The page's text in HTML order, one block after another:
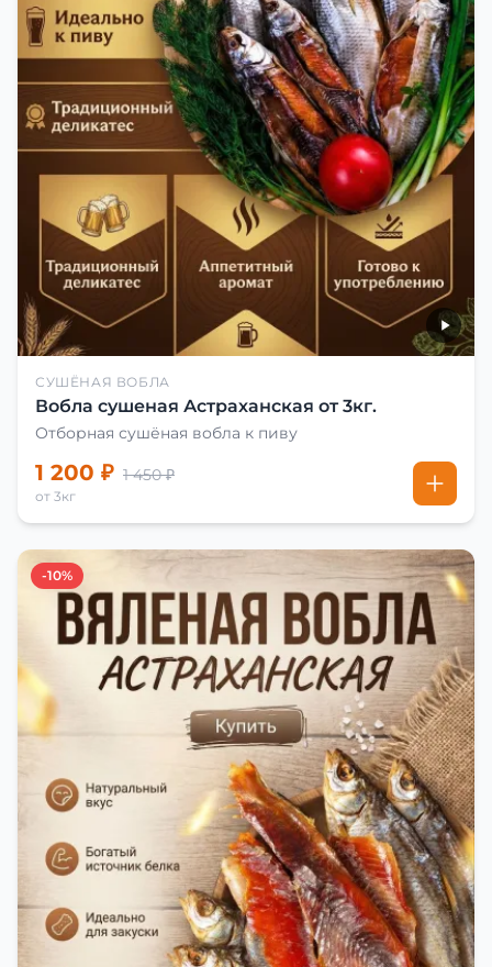
СУШЁНАЯ ВОБЛА
Вобла сушеная Астраханская от 3кг.
Отборная сушёная вобла к пиву
1 200 ₽ 1 450 ₽
от 3кг
-10%